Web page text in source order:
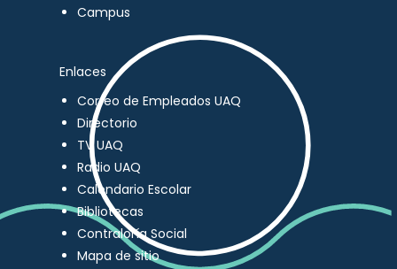
Campus
Enlaces
Correo de Empleados UAQ
Directorio
TV UAQ
Radio UAQ
Calendario Escolar
Bibliotecas
Contraloría Social
Mapa de sitio